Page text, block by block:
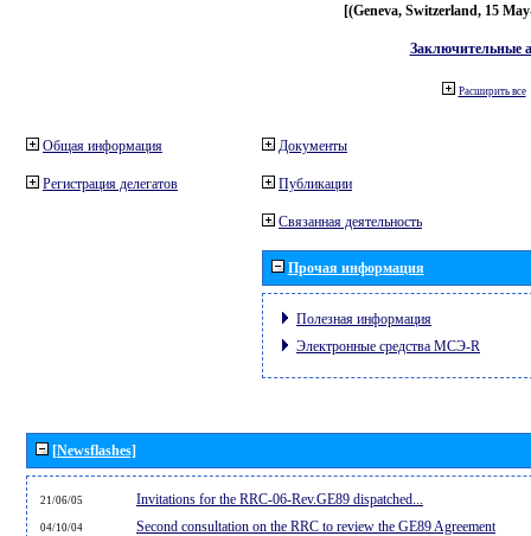
[(Geneva, Switzerland, 15
Заключительные
Расширить все
Общая информация
Регистрация делегатов
Документы
Публикации
Связанная деятельность
Прочая информация
Полезная информация
Электронные средства МСЭ-R
[Newsflashes]
21/06/05 Invitations for the RRC-06-Rev.GE89 dispatched...
04/10/04 Second consultation on the RRC to review the GE89 Agreement